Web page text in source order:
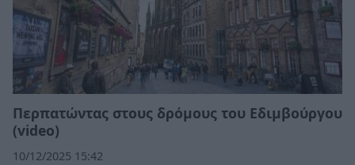
Περπατώντας στους δρόμους του Εδιμβούργου
(video)
10/12/2025 15:42